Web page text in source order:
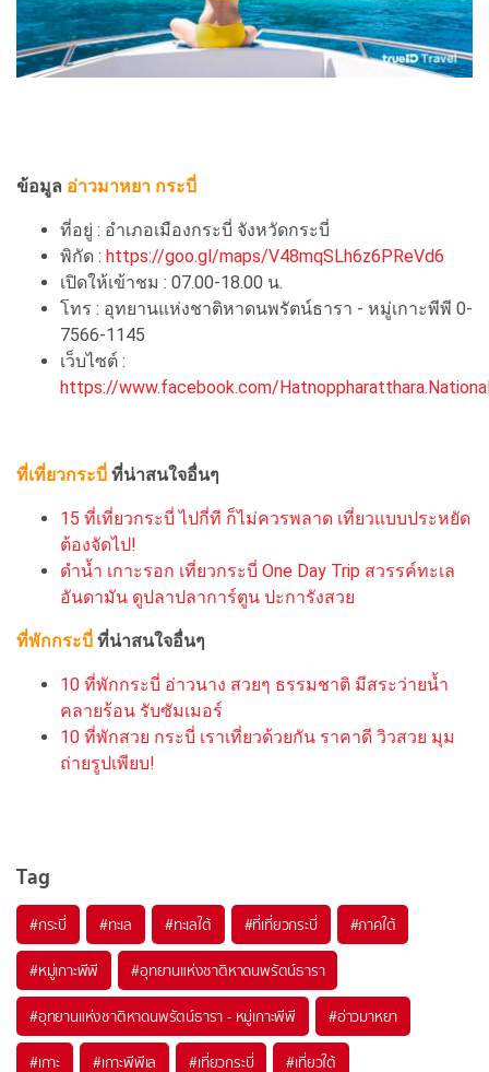
ข้อมูล อ่าวมาหยา กระบี่
ที่อยู่ : อำเภอเมืองกระบี่ จังหวัดกระบี่
พิกัด : https://goo.gl/maps/V48mqSLh6z6PReVd6
เปิดให้เข้าชม : 07.00-18.00 น.
โทร : อุทยานแห่งชาติหาดนพรัตน์ธารา - หมู่เกาะพีพี 0-
7566-1145
เว็บไซต์ :
https://www.facebook.com/
ที่เที่ยวกระบี่ ที่น่าสนใจอื่นๆ
15 ที่เที่ยวกระบี่ ไปกี่ที ก็ไม่ควรพลาด เที่ยวแบบประหยัด
ต้องจัดไป!
ดำน้ำ เกาะรอก เที่ยวกระบี่ One Day Trip สวรรค์ทะเล
อันดามัน ดูปลาปลาการ์ตูน ปะการังสวย
ที่พักกระบี่ ที่น่าสนใจอื่นๆ
10 ที่พักกระบี่ อ่าวนาง สวยๆ ธรรมชาติ มีสระว่ายน้ำ
คลายร้อน รับซัมเมอร์
10 ที่พักสวย กระบี่ เราเที่ยวด้วยกัน ราคาดี วิวสวย มุม
ถ่ายรูปเพียบ!
Tag
#กระบี่ #ทะเล #ทะเลใต้ #ที่เที่ยวกระบี่ #ภาคใต้
#หมู่เกาะพีพี #อุทยานแห่งชาติหาดนพรัตน์ธารา
#อุทยานแห่งชาติหาดนพรัตน์ธารา - หมู่เกาะพีพี #อ่าวมาหยา
#เกาะ #เกาะพีพีเล #เที่ยวกระบี่ #เที่ยวใต้